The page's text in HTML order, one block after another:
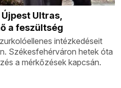
Ultras,
a feszültség
intézkedéseit
Székesfehérváron hetek óta
a mérkőzések kapcsán.